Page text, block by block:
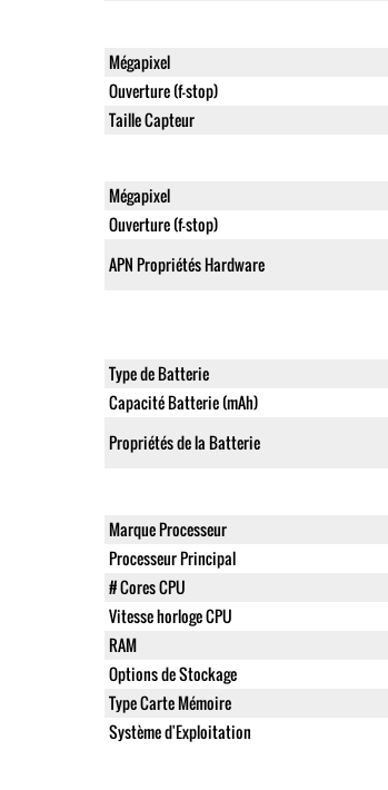
Mégapixel
Ouverture (f-stop)
Taille Capteur
Mégapixel
Ouverture (f-stop)
APN Propriétés Hardware
Type de Batterie
Capacité Batterie (mAh)
Propriétés de la Batterie
Marque Processeur
Processeur Principal
# Cores CPU
Vitesse horloge CPU
RAM
Options de Stockage
Type Carte Mémoire
Système d'Exploitation